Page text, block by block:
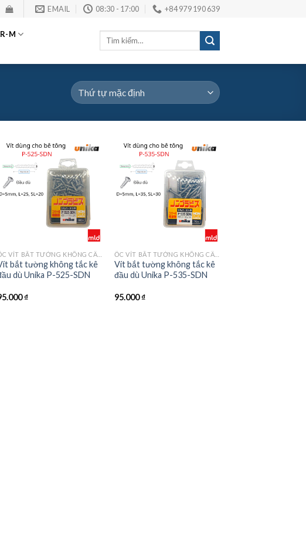
EMAIL 08:30 - 17:00 +84 979 190 639
M
Tìm
bắt tường không tắc kê
dù Unika P-525-SDN
₫
Vít bắt tường không tắc kê
đầu dù Unika P-535-SDN
95.000₫